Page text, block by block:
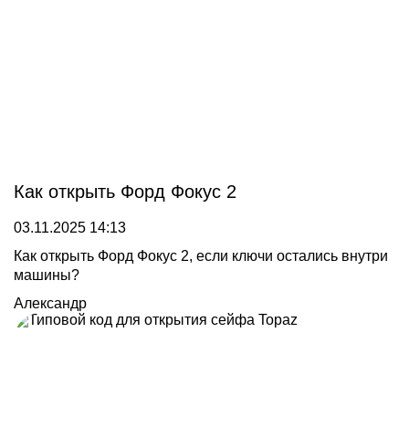
Как открыть Форд Фокус 2
03.11.2025 14:13
Как открыть Форд Фокус 2, если ключи остались внутри
машины?
Александр